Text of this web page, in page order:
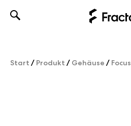
Start / Produkt / Gehäuse / Focus